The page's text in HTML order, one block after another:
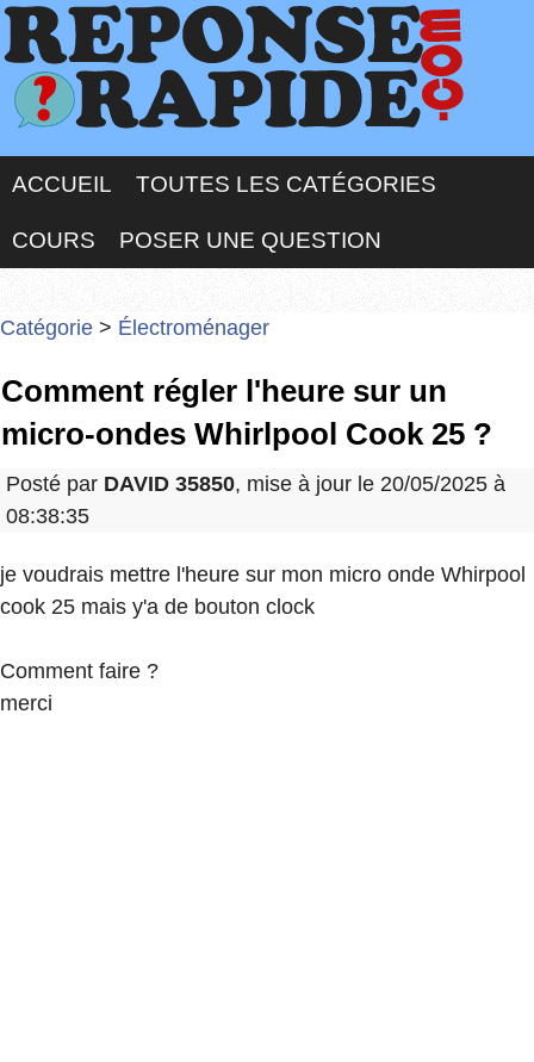
ACCUEIL TOUTES LES CATÉGORIES
COURS POSER UNE QUESTION
Catégorie > Électroménager
Comment régler l'heure sur un
micro-ondes Whirlpool Cook 25 ?
Posté par DAVID 35850, mise à jour le 20/05/2025 à
08:38:35
je voudrais mettre l'heure sur mon micro onde Whirpool
cook 25 mais y'a de bouton clock
Comment faire ?
merci